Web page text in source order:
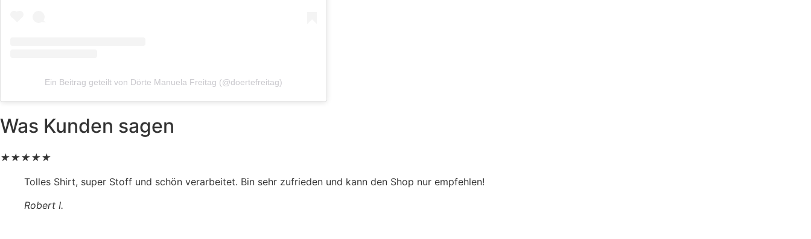
Ein Beitrag geteilt von Dörte Manuela Freitag (@doertefreitag)
Was Kunden sagen
★★★★★
Tolles Shirt, super Stoff und schön verarbeitet. Bin sehr zufrieden und kann den Shop nur empfehlen!
Robert I.